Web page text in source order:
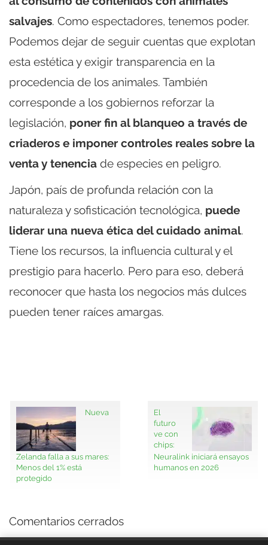
salvajes. Como espectadores, tenemos poder.
Podemos dejar de seguir cuentas que explotan
esta estética y exigir transparencia en la
procedencia de los animales. También
corresponde a los gobiernos reforzar la
legislación, poner fin al blanqueo a través de
criaderos e imponer controles reales sobre la
venta y tenencia de especies en peligro.
Japón, país de profunda relación con la
naturaleza y sofisticación tecnológica, puede
liderar una nueva ética del cuidado animal.
Tiene los recursos, la influencia cultural y el
prestigio para hacerlo. Pero para eso, deberá
reconocer que hasta los negocios más dulces
pueden tener raíces amargas.
Nueva
Zelanda falla a sus mares:
Menos del 1% está
protegido
El
futuro
ve con
chips:
Neuralink iniciará ensayos
humanos en 2026
Comentarios cerrados